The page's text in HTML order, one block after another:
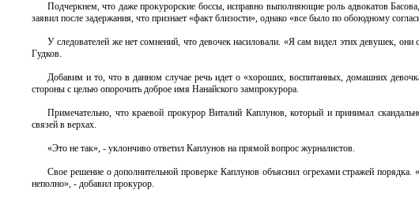
Подчеркнем, что даже прокурорские боссы, исправно выполняющие роль адвокатов
заявил после задержания, что признает «факт близости», однако «все было по обоюдному
У следователей же нет сомнений, что девочек насиловали. «Я сам видел этих девушек,
Гудков.
Добавим и то, что в данном случае речь идет о «хороших, воспитанных, домашних
стороны с целью опорочить доброе имя Нанайского зампрокурора.
Примечательно, что краевой прокурор Виталий Каплунов, который и принимал
связей в верхах.
«Это не так», - уклончиво ответил Каплунов на прямой вопрос журналистов.
Свое решение о дополнительной проверке Каплунов объяснил огрехами стражей
неполно», - добавил прокурор.